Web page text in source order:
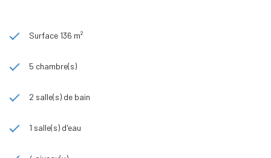
Surface 136 m²
5 chambre(s)
2 salle(s) de bain
1 salle(s) d'eau